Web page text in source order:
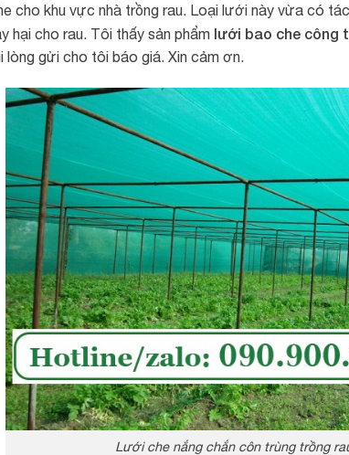
cho khu vực nhà trồng rau. Loại lưới này vừa có
hại cho rau. Tôi thấy sản phẩm lưới bao che công
lòng gửi cho tôi báo giá. Xin cảm ơn.
Lưới che nắng chắn côn trùng trồng